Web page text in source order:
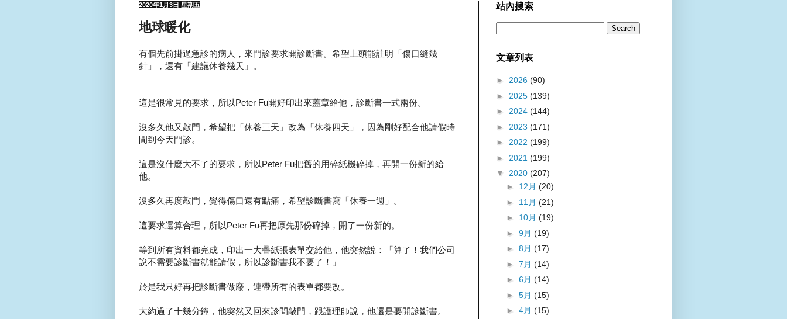
2020年1月3日 星期五
地球暖化
有個先前掛過急診的病人，來門診要求開診斷書。希望上頭能註明「傷口縫幾
針」，還有「建議休養幾天」。
這是很常見的要求，所以Peter Fu開好印出來蓋章給他，診斷書一式兩份。
沒多久他又敲門，希望把「休養三天」改為「休養四天」，因為剛好配合他請假時
間到今天門診。
這是沒什麼大不了的要求，所以Peter Fu把舊的用碎紙機碎掉，再開一份新的給
他。
沒多久再度敲門，覺得傷口還有點痛，希望診斷書寫「休養一週」。
這要求還算合理，所以Peter Fu再把原先那份碎掉，開了一份新的。
等到所有資料都完成，印出一大疊紙張表單交給他，他突然說：「算了！我們公司
說不需要診斷書就能請假，所以診斷書我不要了！」
於是我只好再把診斷書做廢，連帶所有的表單都要改。
大約過了十幾分鐘，他突然又回來診間敲門，跟護理師說，他還是要開診斷書。
站內搜索
文章列表
► 2026 (90)
► 2025 (139)
► 2024 (144)
► 2023 (171)
► 2022 (199)
► 2021 (199)
▼ 2020 (207)
► 12月 (20)
► 11月 (21)
► 10月 (19)
► 9月 (19)
► 8月 (17)
► 7月 (14)
► 6月 (14)
► 5月 (15)
► 4月 (15)